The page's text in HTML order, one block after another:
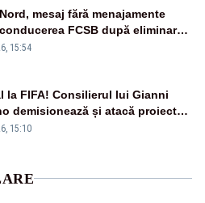
mesaj fără menajamente
FCSB după eliminarea
din Conference League
15:54
la FIFA! Consilierul lui Gianni
demisionează și atacă proiectul
străini
15:10